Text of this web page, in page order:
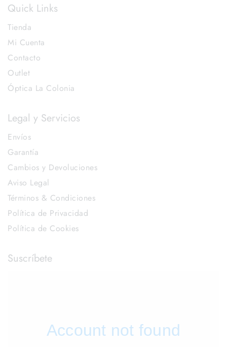
Quick Links
Tienda
Mi Cuenta
Contacto
Outlet
Óptica La Colonia
Legal y Servicios
Envíos
Garantía
Cambios y Devoluciones
Aviso Legal
Términos & Condiciones
Política de Privacidad
Política de Cookies
Suscríbete